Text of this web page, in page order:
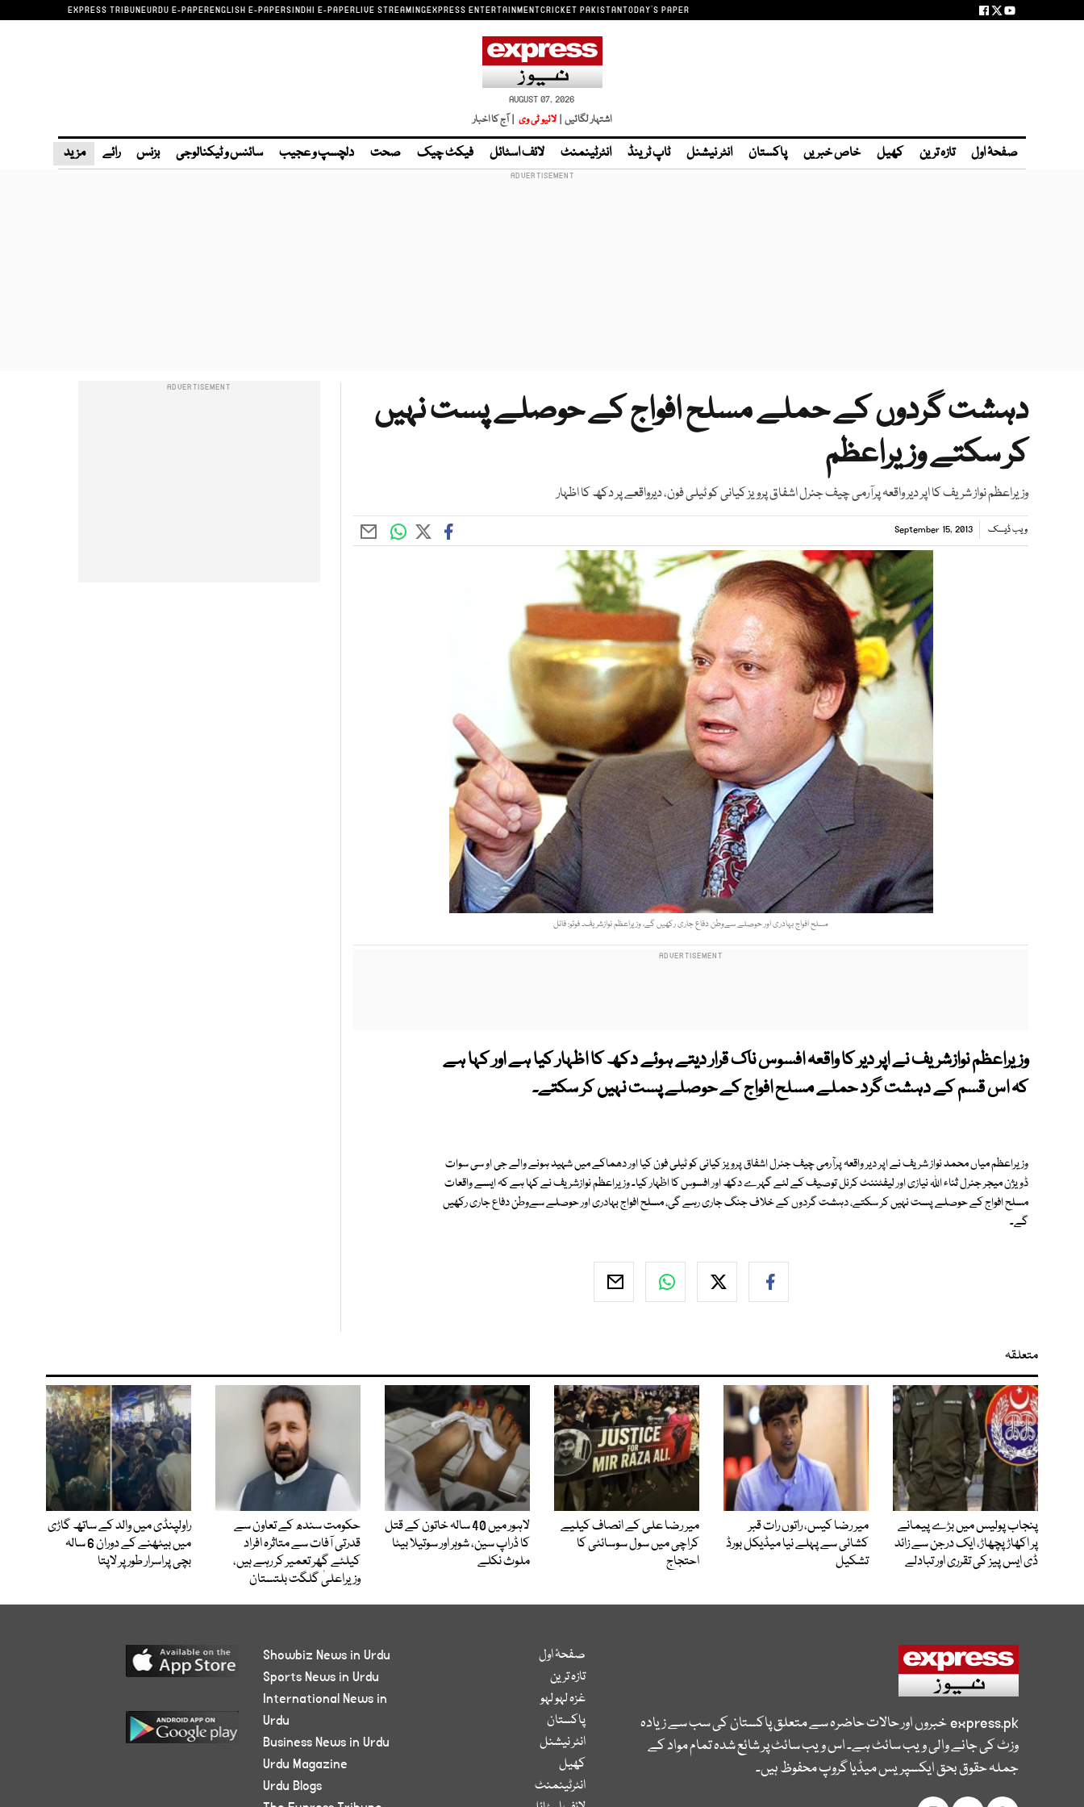
EXPRESS TRIBUNEURDU E-PAPERENGLISH E-PAPERSINDHI E-PAPERLIVE STREAMINGEXPRESS ENTERTAINMENTCRICKET PAKISTANTODAY'S PAPER
AUGUST 07, 2026
اشتہار لگائیں | لائیو ٹی وی | آج کا اخبار
صفحۂ اول تازہ ترین کھیل خاص خبریں پاکستان انٹر نیشنل ٹاپ ٹرینڈ انٹرٹینمنٹ لائف اسٹائل فیکٹ چیک صحت دلچسپ و عجیب سائنس و ٹیکنالوجی بزنس رائے مزید
دہشت گردوں کے حملے مسلح افواج کے حوصلے پست نہیں
کر سکتے وزیراعظم
وزیراعظم نواز شریف کا اپر دیر واقعہ پرآرمی چیف جنرل اشفاق پرویز کیانی کو ٹیلی فون، دیرواقعے پر دکھ کا اظہار
ویب ڈیسک September 15, 2013
مسلح افواج بہادری اور حوصلے سےوطن دفاع جاری رکھیں گے، وزیراعظم نوازشریف۔ فوٹو: فائل
وزیراعظم نوازشریف نے اپر دیر کا واقعہ افسوس ناک قرار دیتے ہوئے دکھ کا اظہار کیا ہے اور کہا ہے
کہ اس قسم کے دہشت گرد حملے مسلح افواج کے حوصلے پست نہیں کر سکتے۔
وزیراعظم میاں محمد نواز شریف نے اپر دیر واقعہ پرآرمی چیف جنرل اشفاق پرویز کیانی کو ٹیلی فون کیا اور دھماکے میں شہید ہونے والے جی او سی سوات
ڈویژن میجر جنرل ثناء اللہ نیازی اور لیفٹننٹ کرنل توصیف کے لئے گہرے دکھ اور افسوس کا اظہار کیا۔ وزیراعظم نوازشریف نے کہا ہے کہ ایسے واقعات
مسلح افواج کے حوصلے پست نہیں کر سکتے، دہشت گردوں کے خلاف جنگ جاری رہے گی، مسلح افواج بہادری اور حوصلے سےوطن دفاع جاری رکھیں
گے۔
متعلقہ
پنجاب پولیس میں بڑے پیمانے
پر اکھاڑ پچھاڑ، ایک درجن سے زائد
ڈی ایس پیز کی تقرری اور تبادلے
میر رضا کیس، راتوں رات قبر
کشائی سے پہلے نیا میڈیکل بورڈ
تشکیل
میر رضا علی کے انصاف کیلیے
کراچی میں سول سوسائٹی کا
احتجاج
لاہور میں 40 سالہ خاتون کے قتل
کا ڈراپ سین، شوہر اور سوتیلا بیٹا
ملوث نکلے
حکومت سندھ کے تعاون سے
قدرتی آفات سے متاثرہ افراد
کیلئے گھر تعمیر کر رہے ہیں،
وزیراعلیٰ گلگت بلتستان
راولپنڈی میں والد کے ساتھ گاڑی
میں بیٹھنے کے دوران 6 سالہ
بچی پراسرار طور پر لاپتا
express.pkخبروں اور حالات حاضرہ سے متعلق پاکستان کی سب سے زیادہ
وزٹ کی جانے والی ویب سائٹ ہے۔ اس ویب سائٹ پر شائع شدہ تمام مواد کے
جملہ حقوق بحق ایکسپریس میڈیا گروپ محفوظ ہیں۔
صفحۂ اول
تازہ ترین
غزہ لہو لہو
پاکستان
انٹر نیشنل
کھیل
انٹرٹینمنٹ
Showbiz News in Urdu
Sports News in Urdu
International News in
Urdu
Business News in Urdu
Urdu Magazine
Urdu Blogs